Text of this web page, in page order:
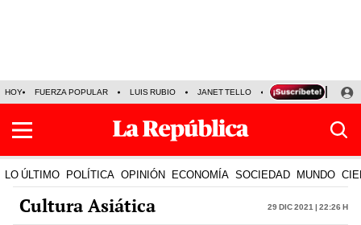
HOY FUERZA POPULAR LUIS RUBIO JANET TELLO PRECIO DEL DÓLAR
LO ÚLTIMO POLÍTICA OPINIÓN ECONOMÍA SOCIEDAD MUNDO
Cultura Asiática 29 Dic 2021 | 22:26 h